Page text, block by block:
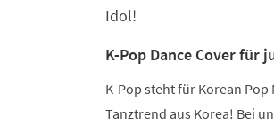
Idol!
K-Pop Dance Cover für
K-Pop steht für Korean
Tanztrend aus Korea! Bei